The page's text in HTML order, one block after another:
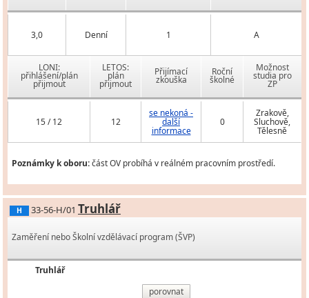
3,0 Denní 1 A
LONI:
přihlášení/plán
přijmout
LETOS:
plán
přijmout
Přijímací
zkouška
Roční
školné
Možnost
studia pro
ZP
15 / 12 12
se nekoná -
další
informace
0
Zrakově,
Sluchově,
Tělesně
Poznámky k oboru:část OV probíhá v reálném pracovním prostředí.
H 33-56-H/01 Truhlář
Zaměření nebo Školní vzdělávací program (ŠVP)
Truhlář
porovnat